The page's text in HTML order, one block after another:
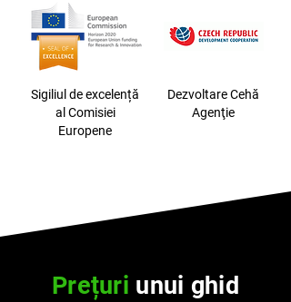
Sigiliul de excelență
al Comisiei
Europene
Dezvoltare Cehă
Agenţie
Prețuri unui ghid